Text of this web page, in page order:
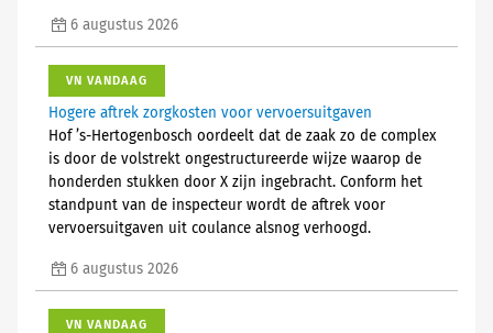
6 augustus 2026
VN VANDAAG
Hogere aftrek zorgkosten voor vervoersuitgaven
Hof ’s-Hertogenbosch oordeelt dat de zaak zo de complex
is door de volstrekt ongestructureerde wijze waarop de
honderden stukken door X zijn ingebracht. Conform het
standpunt van de inspecteur wordt de aftrek voor
vervoersuitgaven uit coulance alsnog verhoogd.
6 augustus 2026
VN VANDAAG